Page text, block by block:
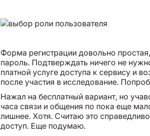
Форма регистрации довольно
пароль. Подтверждать ничего не
платной услуге доступа к сервису и
после участия в исследование.
Нажал на бесплатный вариант, но
часа связи и общения по пока еще
лишнее. Хотя. Считаю это
доступ. Еще подумаю.